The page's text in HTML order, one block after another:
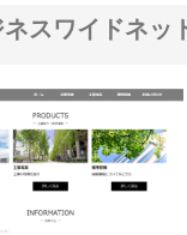
ネスワイドネッ